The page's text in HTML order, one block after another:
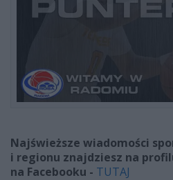
Najświeższe wiadomości
i regionu znajdziesz na
na Facebooku - TUTAJ